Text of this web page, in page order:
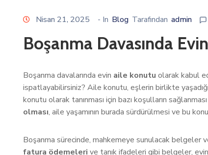
Nisan 21, 2025 - In Blog Tarafından admin
Boşanma Davasında
Boşanma davalarında evin aile konutu olarak kabul
ispatlayabilirsiniz? Aile konutu, eşlerin birlikte
konutu olarak tanınması için bazı koşulların
olması, aile yaşamının burada sürdürülmesi ve bu
Boşanma sürecinde, mahkemeye sunulacak
fatura ödemeleri ve tanık ifadeleri gibi belgeler,